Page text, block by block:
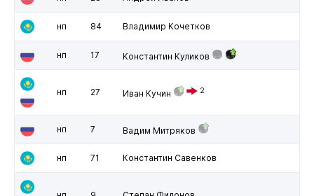
нп 84 Владимир Кочетков
нп 17 Константин Куликов
нп 27 Иван Кучин 2
нп 7 Вадим Митряков
нп 71 Константин Савенков